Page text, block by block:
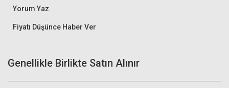
Yorum Yaz
Fiyatı Düşünce Haber Ver
Genellikle Birlikte Satın Alınır